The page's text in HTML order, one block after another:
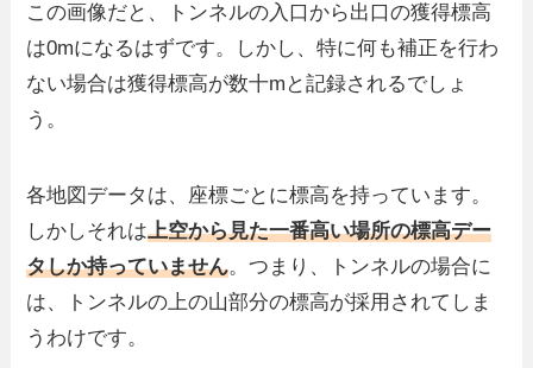
この画像だと、トンネルの入口から出口の獲得標高
は0mになるはずです。しかし、特に何も補正を行わ
ない場合は獲得標高が数十mと記録されるでしょ
う。
各地図データは、座標ごとに標高を持っています。
しかしそれは上空から見た一番高い場所の標高デー
タしか持っていません。つまり、トンネルの場合に
は、トンネルの上の山部分の標高が採用されてしま
うわけです。